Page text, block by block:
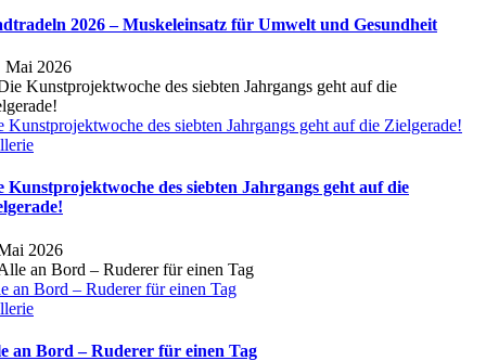
2026 – Muskeleinsatz für Umwelt und Gesundheit
Mai 2026
Kunstprojektwoche des siebten Jahrgangs geht auf die Zielgerade!
Kunstprojektwoche des siebten Jahrgangs geht auf die
2026
an Bord – Ruderer für einen Tag
an Bord – Ruderer für einen Tag